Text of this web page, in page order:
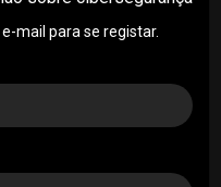
do
causa
do Reino
mail para se registar.